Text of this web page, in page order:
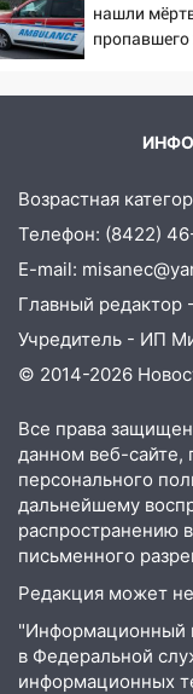
06:00
Четыре
юристы
прибыль, а
22:58
ДТП с
жительницу
подвез
заработал
18:14
Ульяновской
18:00
экстрим: в
большой
17:30 Где
нашли
пропавшего
Возрастная
Телефон: (8422)
E-mail:
Главный
Учредитель - ИП
© 2014-2026
Все права
данном веб-сайте,
персонального
дальнейшему
распространению
письменного
Редакция может
"Информационный
в Федеральной
информационных